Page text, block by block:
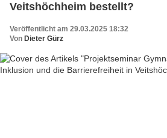
Veitshöchheim bestellt?
Veröffentlicht am 29.03.2025 18:32
Von Dieter Gürz